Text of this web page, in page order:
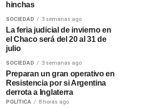
hinchas
SOCIEDAD 3 semanas ago
La feria judicial de invierno en
el Chaco será del 20 al 31 de
julio
SOCIEDAD 3 semanas ago
Preparan un gran operativo en
Resistencia por si Argentina
derrota a Inglaterra
POLÍTICA 8 horas ago